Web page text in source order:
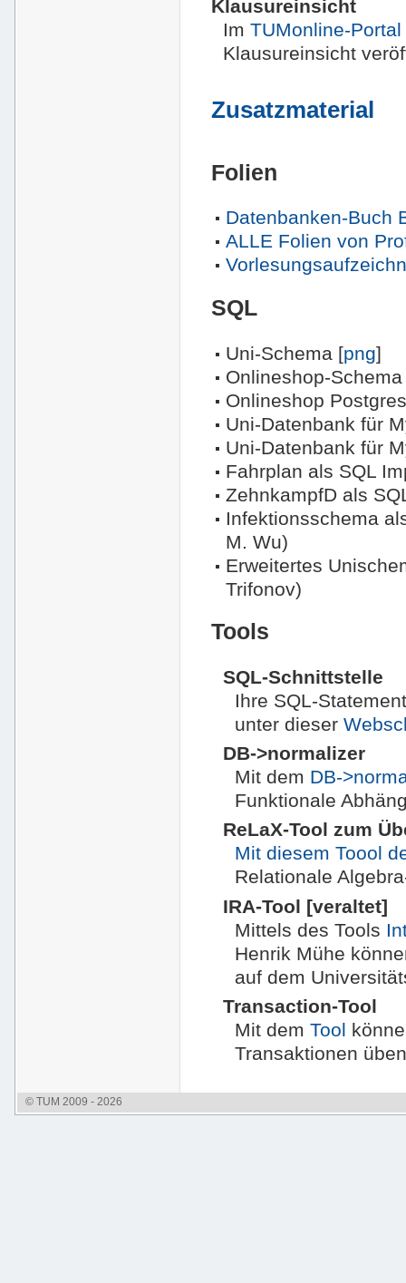
Klausureinsicht
ImTUMonline-Portal
Klausureinsicht
Zusatzmaterial
Folien
Datenbanken-Buch
ALLE Folien von
SQL
Uni-Schema [png]
Onlineshop-Schema
Onlineshop
Uni-Datenbank für
Uni-Datenbank für
Fahrplan als SQL
ZehnkampfD als
Infektionsschema
M. Wu)
Erweitertes
Trifonov)
Tools
SQL-Schnittstelle
Ihre SQL-
unter dieser
DB->normalizer
Mit dem DB-
Funktionale
ReLaX-Tool zum
Mit diesem Toool
Relationale
IRA-Tool [veraltet]
Mittels des Tools
Henrik Mühe
auf dem
Transaction-Tool
Mit dem Tool
Transaktionen
© TUM 2009 - 2026